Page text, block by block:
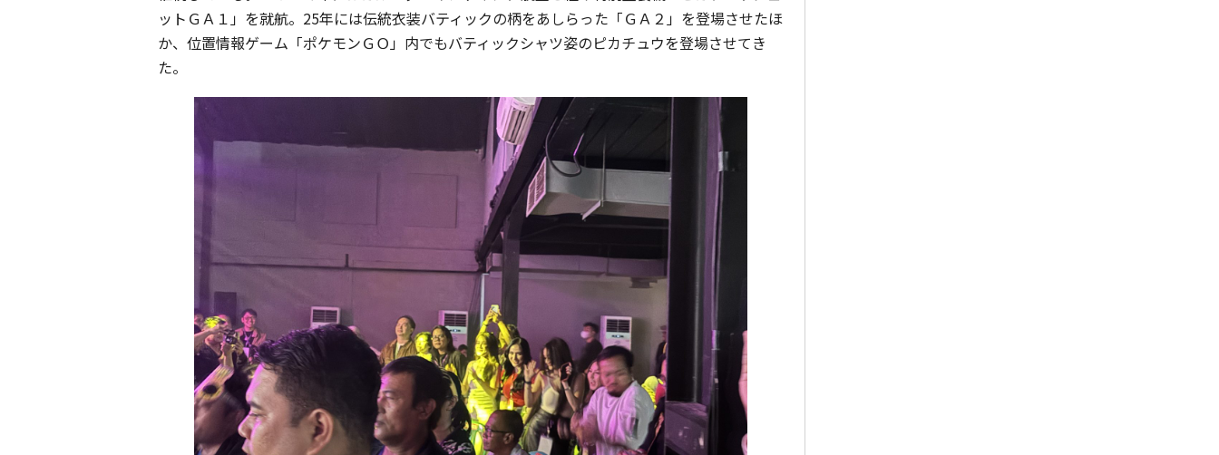
ットＧＡ１」を就航。25年には伝統衣装バティックの柄をあしらった「ＧＡ２」を登場させたほ
か、位置情報ゲーム「ポケモンＧＯ」内でもバティックシャツ姿のピカチュウを登場させてき
た。